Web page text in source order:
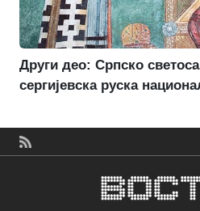
Други део: Српско
сергијевска руска